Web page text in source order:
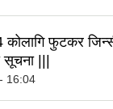
फुटकर
सूचना |||
16:04